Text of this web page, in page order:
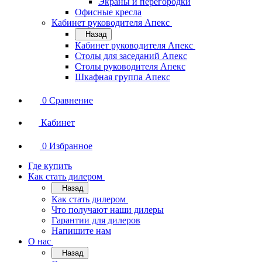
Офисные кресла
Кабинет руководителя Апекс
Назад
Кабинет руководителя Апекс
Столы для заседаний Апекс
Столы руководителя Апекс
Шкафная группа Апекс
0 Сравнение
Кабинет
0 Избранное
Где купить
Как стать дилером
Назад
Как стать дилером
Что получают наши дилеры
Гарантии для дилеров
Напишите нам
О нас
Назад